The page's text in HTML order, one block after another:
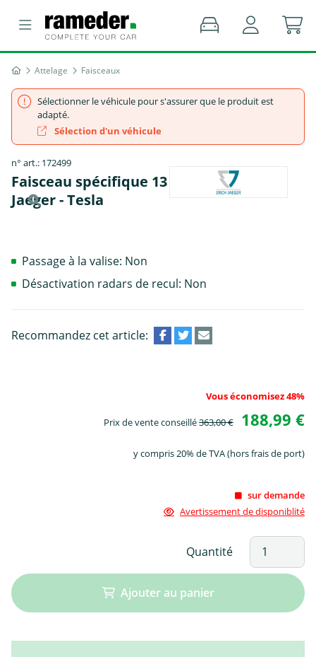
Attelage Faisceaux
Sélectionner le véhicule pour s'assurer que le produit est
adapté.
Sélection d'un véhicule
n° art.: 172499
Faisceau spécifique 13 broches, Erich
Jaeger - Tesla
Passage à la valise: Non
Désactivation radars de recul: Non
Recommandez cet article:
Vous économisez 48%
Prix de vente conseillé363,00 € 188,99 €
y compris 20% de TVA (hors frais de port)
sur demande
Avertissement de disponiblité
Quantité
Ajouter au panier